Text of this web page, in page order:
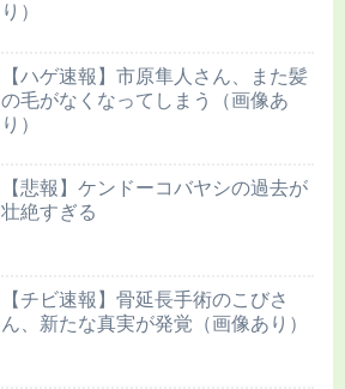
り）
【ハゲ速報】市原隼人さん、また髪
の毛がなくなってしまう（画像あ
り）
【悲報】ケンドーコバヤシの過去が
壮絶すぎる
【チビ速報】骨延長手術のこびさ
ん、新たな真実が発覚（画像あり）